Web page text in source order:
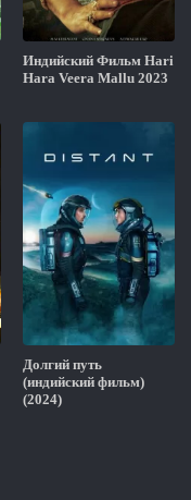
Индийский Фильм Hari
Hara Veera Mallu 2023
Долгий путь
(индийский фильм)
(2024)